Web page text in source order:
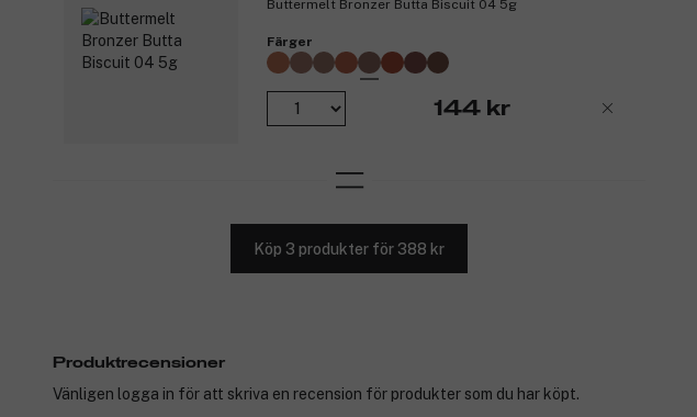
Buttermelt Bronzer Butta Biscuit 04 5g
Färger
144 kr
Köp 3 produkter för 388 kr
Produktrecensioner
Vänligen logga in för att skriva en recension för produkter som du har köpt.